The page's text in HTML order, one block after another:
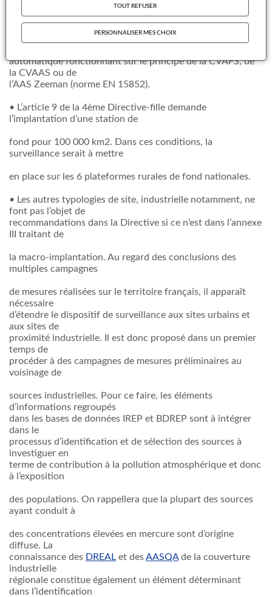
recommandations ci-dessous :
automatique fonctionnant sur le principe de la CVAFS, de
la CVAAS ou de
l’AAS Zeeman (norme EN 15852).
• L’article 9 de la 4ème Directive-fille demande
l’implantation d’une station de
fond pour 100 000 km2. Dans ces conditions, la
surveillance serait à mettre
en place sur les 6 plateformes rurales de fond nationales.
• Les autres typologies de site, industrielle notamment, ne
font pas l’objet de
recommandations dans la Directive si ce n’est dans l’annexe
III traitant de
la macro-implantation. Au regard des conclusions des
multiples campagnes
de mesures réalisées sur le territoire français, il apparaît
nécessaire
d’étendre le dispositif de surveillance aux sites urbains et
aux sites de
proximité industrielle. Il est donc proposé dans un premier
temps de
procéder à des campagnes de mesures préliminaires au
voisinage de
sources industrielles. Pour ce faire, les éléments
d’informations regroupés
dans les bases de données IREP et BDREP sont à intégrer
dans le
processus d’identification et de sélection des sources à
investiguer en
terme de contribution à la pollution atmosphérique et donc
à l’exposition
des populations. On rappellera que la plupart des sources
ayant conduit à
des concentrations élevées en mercure sont d’origine
diffuse. La
connaissance des DREAL et desAASQAde la couverture
industrielle
régionale constitue également un élément déterminant
dans l’identification
TOUT REFUSER
PERSONNALISER MES CHOIX